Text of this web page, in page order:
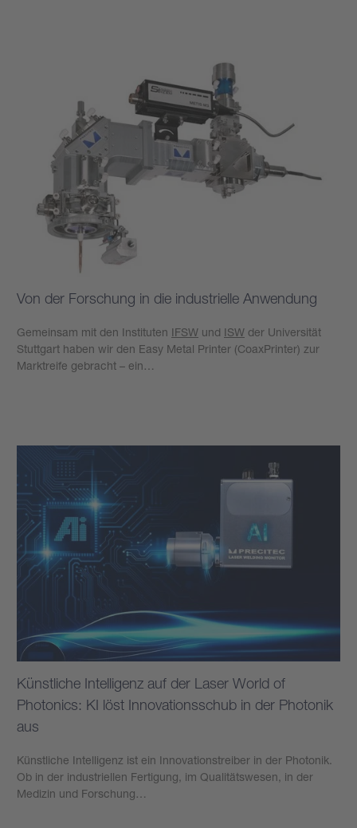
Von der Forschung in die industrielle Anwendung
Gemeinsam mit den Instituten IFSW und ISW der Universität
Stuttgart haben wir den Easy Metal Printer (CoaxPrinter) zur
Marktreife gebracht – ein…
Künstliche Intelligenz auf der Laser World of
Photonics: KI löst Innovationsschub in der Photonik
aus
Künstliche Intelligenz ist ein Innovationstreiber in der Photonik.
Ob in der industriellen Fertigung, im Qualitätswesen, in der
Medizin und Forschung…